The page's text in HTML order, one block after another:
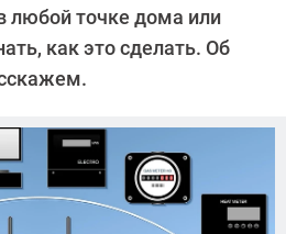
любой точке дома или
как это сделать. Об